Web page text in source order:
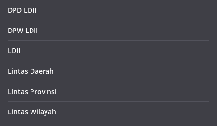
DPD LDII
DPW LDII
LDII
Lintas Daerah
Lintas Provinsi
Lintas Wilayah